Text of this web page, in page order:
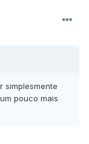
simplesmente
pouco mais